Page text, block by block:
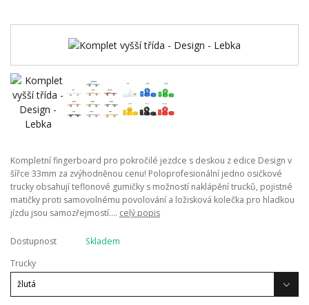
Kompletní fingerboard pro pokročilé jezdce s deskou z edice Design v
šířce 33mm za zvýhodněnou cenu! Poloprofesionální jedno osičkové
trucky obsahují teflonové gumičky s možností naklápění trucků, pojistné
matičky proti samovolnému povolování a ložisková kolečka pro hladkou
jízdu jsou samozřejmostí.... celý popis
Dostupnost
Skladem
Trucky